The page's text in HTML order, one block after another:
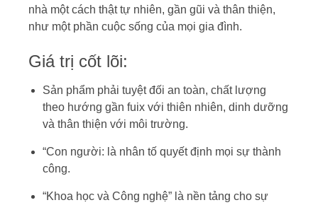
nhà một cách thật tự nhiên, gần gũi và thân thiện,
như một phần cuộc sống của mọi gia đình.
Giá trị cốt lõi:
Sản phẩm phải tuyệt đối an toàn, chất lượng
theo hướng gần fuix với thiên nhiên, dinh dưỡng
và thân thiện với môi trường.
“Con người: là nhân tố quyết định mọi sự thành
công.
“Khoa học và Công nghệ” là nền tảng cho sự